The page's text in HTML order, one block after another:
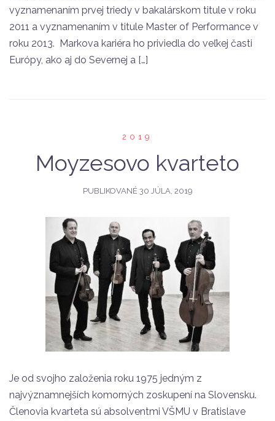
vyznamenaním prvej triedy v bakalárskom titule v roku
2011 a vyznamenaním v titule Master of Performance v
roku 2013. Markova kariéra ho priviedla do veľkej časti
Európy, ako aj do Severnej a […]
2019
Moyzesovo kvarteto
PUBLIKOVANÉ 30 JÚLA, 2019
Je od svojho založenia roku 1975 jedným z
najvýznamnejších komorných zoskupení na Slovensku.
Členovia kvarteta sú absolventmi VŠMU v Bratislave